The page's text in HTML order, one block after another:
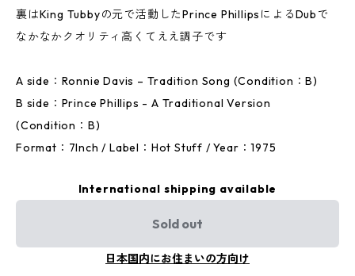
裏はKing Tubbyの元で活動したPrince PhillipsによるDubで
なかなかクオリティ高くてええ調子です
A side：Ronnie Davis – Tradition Song (Condition：B)
B side：Prince Phillips - A Traditional Version
(Condition：B)
Format：7Inch / Label：Hot Stuff / Year：1975
International shipping available
Sold out
日本国内にお住まいの方向け